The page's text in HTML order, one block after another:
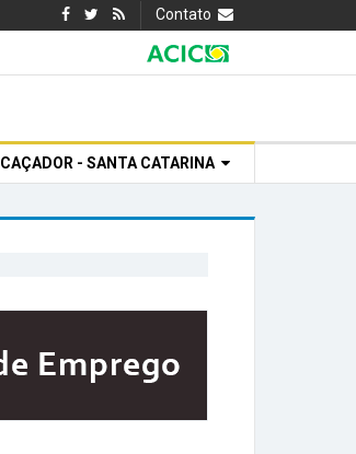
Contato
CAÇADOR - SANTA CATARINA